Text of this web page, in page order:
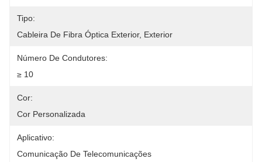
Tipo:
Cableira De Fibra Óptica Exterior, Exterior
Número De Condutores:
≥ 10
Cor:
Cor Personalizada
Aplicativo:
Comunicação De Telecomunicações